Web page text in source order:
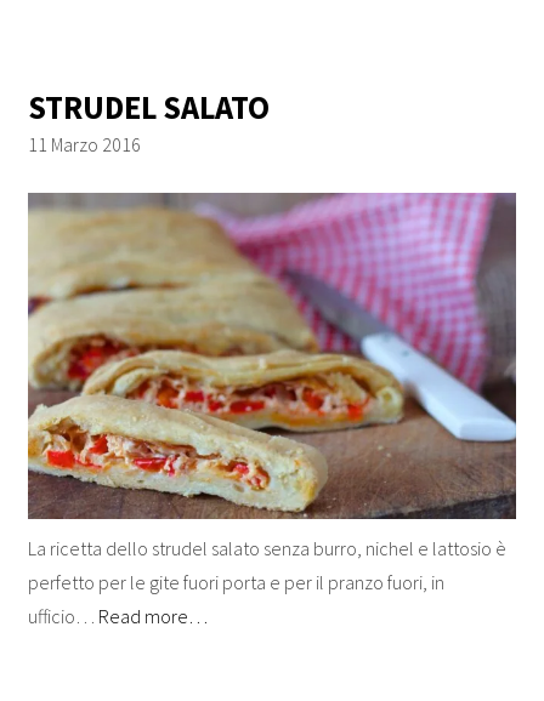
STRUDEL SALATO
11 Marzo 2016
La ricetta dello strudel salato senza burro, nichel e lattosio è
perfetto per le gite fuori porta e per il pranzo fuori, in
ufficio… Read more…